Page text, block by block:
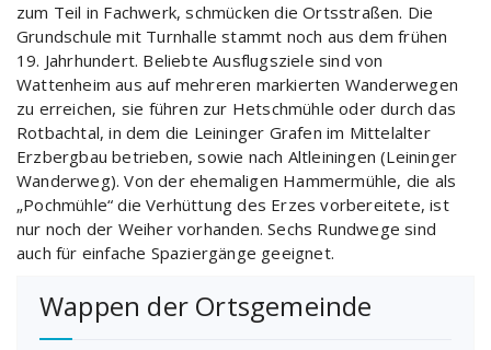
zum Teil in Fachwerk, schmücken die Ortsstraßen. Die
Grundschule mit Turnhalle stammt noch aus dem frühen
19. Jahrhundert. Beliebte Ausflugsziele sind von
Wattenheim aus auf mehreren markierten Wanderwegen
zu erreichen, sie führen zur Hetschmühle oder durch das
Rotbachtal, in dem die Leininger Grafen im Mittelalter
Erzbergbau betrieben, sowie nach Altleiningen (Leininger
Wanderweg). Von der ehemaligen Hammermühle, die als
„Pochmühle“ die Verhüttung des Erzes vorbereitete, ist
nur noch der Weiher vorhanden. Sechs Rundwege sind
auch für einfache Spaziergänge geeignet.
Wappen der Ortsgemeinde